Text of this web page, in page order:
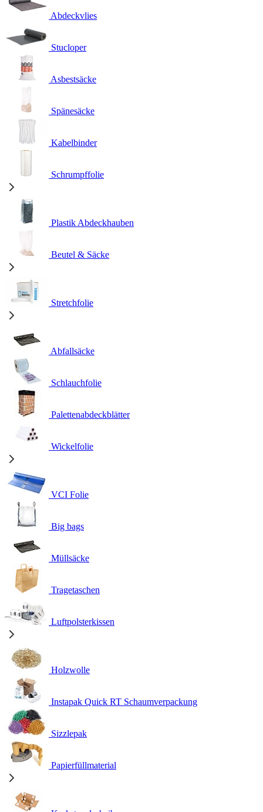
Abdeckvlies
Stucloper
Asbestsäcke
Spänesäcke
Kabelbinder
Schrumpffolie
Plastik Abdeckhauben
Beutel & Säcke
Stretchfolie
Abfallsäcke
Schlauchfolie
Palettenabdeckblätter
Wickelfolie
VCI Folie
Big bags
Müllsäcke
Tragetaschen
Luftpolsterkissen
Holzwolle
Instapak Quick RT Schaumverpackung
Sizzlepak
Papierfüllmaterial